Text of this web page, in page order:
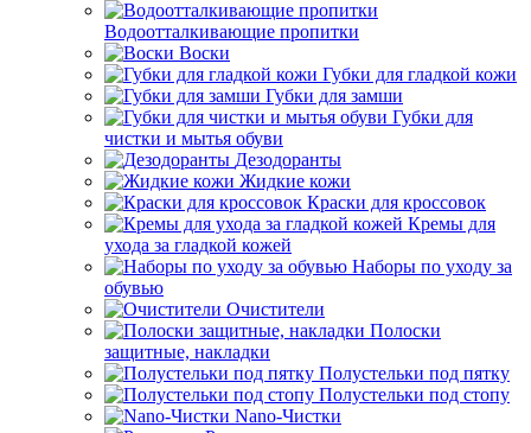
Водоотталкивающие пропитки
Воски
Губки для гладкой кожи
Губки для замши
Губки для
чистки и мытья обуви
Дезодоранты
Жидкие кожи
Краски для кроссовок
Кремы для
ухода за гладкой кожей
Наборы по уходу за
обувью
Очистители
Полоски
защитные, накладки
Полустельки под пятку
Полустельки под стопу
Nano-Чистки